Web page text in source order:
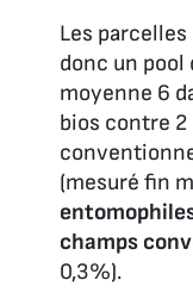
Les
donc un pool
moyenne 6
bios contre 2
(mesuré fin
champs
0,3%).